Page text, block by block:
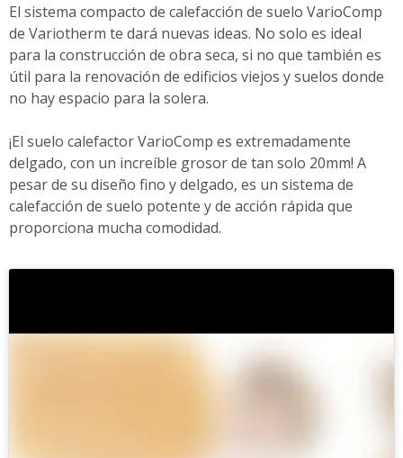
El sistema compacto de calefacción de suelo VarioComp
de Variotherm te dará nuevas ideas. No solo es ideal
para la construcción de obra seca, si no que también es
útil para la renovación de edificios viejos y suelos donde
no hay espacio para la solera.
¡El suelo calefactor VarioComp es extremadamente
delgado, con un increíble grosor de tan solo 20mm! A
pesar de su diseño fino y delgado, es un sistema de
calefacción de suelo potente y de acción rápida que
proporciona mucha comodidad.